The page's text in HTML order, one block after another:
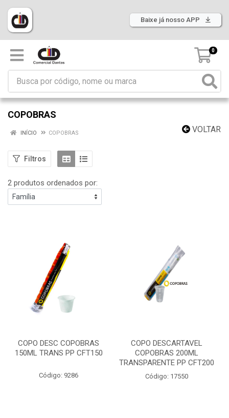
Baixe já nosso APP
0
COPOBRAS
VOLTAR
INÍCIO COPOBRAS
Filtros
2 produtos ordenados por:
COPO DESC COPOBRAS
150ML TRANS PP CFT150
Código: 9286
COPO DESCARTAVEL
COPOBRAS 200ML
TRANSPARENTE PP CFT200
Código: 17550